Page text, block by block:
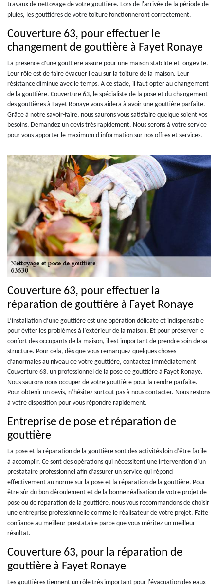
travaux de nettoyage de votre gouttière. Lors de l'arrivée de la période de
pluies, les gouttières de votre toiture fonctionneront correctement.
Couverture 63, pour effectuer le
changement de gouttière à Fayet Ronaye
La présence d'une gouttière assure pour une maison stabilité et longévité.
Leur rôle est de faire évacuer l'eau sur la toiture de la maison. Leur
résistance diminue avec le temps. A ce stade, il faut opter au changement
de la gouttière. Couverture 63, le spécialiste de la pose et du changement
des gouttières à Fayet Ronaye vous aidera à avoir une gouttière parfaite.
Grâce à notre savoir-faire, nous saurons vous satisfaire quelque soient vos
besoins. Demandez un devis très rapidement. Nous serons à votre service
pour vous apporter le maximum d'information sur nos offres et services.
Couverture 63, pour effectuer la
réparation de gouttière à Fayet Ronaye
L’installation d’une gouttière est une opération délicate et indispensable
pour éviter les problèmes à l’extérieur de la maison. Et pour préserver le
confort des occupants de la maison, il est important de prendre soin de sa
structure. Pour cela, dès que vous remarquez quelques choses
d’anormales au niveau de votre gouttière, contactez immédiatement
Couverture 63, un professionnel de la pose de gouttière à Fayet Ronaye.
Nous saurons nous occuper de votre gouttière pour la rendre parfaite.
Pour obtenir un devis, n’hésitez surtout pas à nous contacter. Nous restons
à votre disposition pour vous répondre rapidement.
Entreprise de pose et réparation de
gouttière
La pose et la réparation de la gouttière sont des activités loin d’être facile
à accomplir. Ce sont des opérations qui nécessitent une intervention d’un
prestataire professionnel afin d’assurer un service qui répond
effectivement au norme sur la pose et la réparation de la gouttière. Pour
être sûr du bon déroulement et de la bonne réalisation de votre projet de
pose ou de réparation de la gouttière, nous vous recommandons de choisir
une entreprise professionnelle comme le réalisateur de votre projet. Faite
confiance au meilleur prestataire parce que vous méritez un meilleur
résultat.
Couverture 63, pour la réparation de
gouttière à Fayet Ronaye
Les gouttières tiennent un rôle très important pour l'évacuation des eaux